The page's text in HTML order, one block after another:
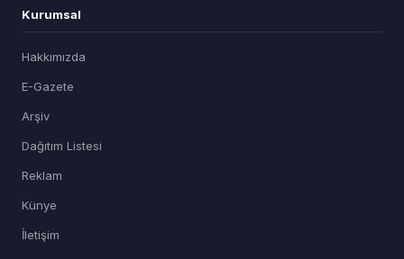
Kurumsal
Hakkımızda
E-Gazete
Arşiv
Dağıtım Listesi
Reklam
Künye
İletişim